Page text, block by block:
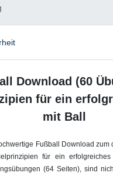
Download (60
für ein
mit Ball
Fußball Download zum
für ein
(64 Seiten), sind